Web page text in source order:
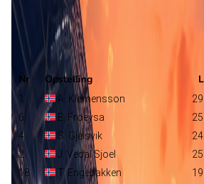
Stabaek
K. Andre Thu
Raufoss
Selectie
Nr Opstelling
1 A. Klemensson 29
6
E. Froeysa 25
4
S. Gjelsvik 24
2
J. Vedal Sjoel 25
18
T. Engebakken 19